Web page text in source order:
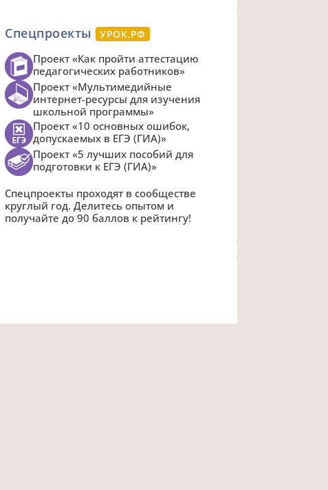
Спецпроекты УРОК.РФ
Проект «Как пройти аттестацию
педагогических работников»
Проект «Мультимедийные
интернет-ресурсы для изучения
школьной программы»
Проект «10 основных ошибок,
допускаемых в ЕГЭ (ГИА)»
Проект «5 лучших пособий для
подготовки к ЕГЭ (ГИА)»
Спецпроекты проходят в сообществе
круглый год. Делитесь опытом и
получайте до 90 баллов к рейтингу!